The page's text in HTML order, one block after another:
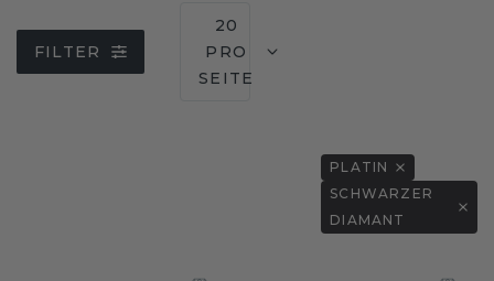
FILTER
20
PRO
SEITE
PLATIN
SCHWARZER
DIAMANT